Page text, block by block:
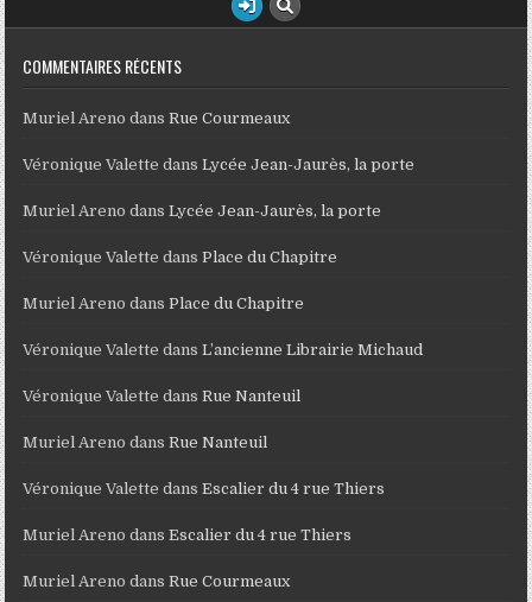
COMMENTAIRES RÉCENTS
Muriel Areno dansRue Courmeaux
Véronique Valette dansLycée Jean-Jaurès, la porte
Muriel Areno dansLycée Jean-Jaurès, la porte
Véronique Valette dansPlace du Chapitre
Muriel Areno dansPlace du Chapitre
Véronique Valette dansL’ancienne Librairie Michaud
Véronique Valette dansRue Nanteuil
Muriel Areno dansRue Nanteuil
Véronique Valette dansEscalier du 4 rue Thiers
Muriel Areno dansEscalier du 4 rue Thiers
Muriel Areno dansRue Courmeaux